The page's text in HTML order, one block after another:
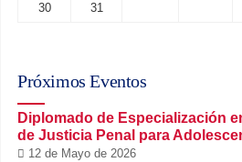
30 31
Próximos Eventos
Diplomado de Especialización
de Justicia Penal para
12 de Mayo de 2026